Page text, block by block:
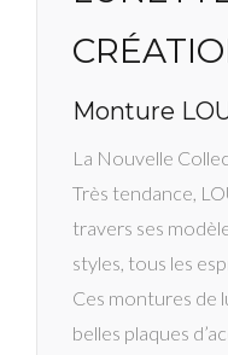
Monture
La Nouvelle
Très tendance,
travers ses
styles, tous les
Ces montures de
belles plaques